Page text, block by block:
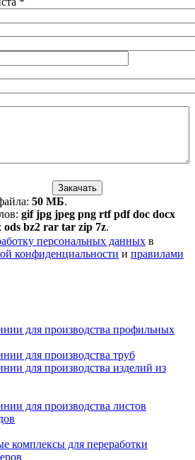
50 МБ.
gif jpg jpeg png rtf pdf doc docx
bz2 rar tar zip 7z.
персональных данных в
конфиденциальности и правилами
персональных данных в
конфиденциальности и правилами
для производства профильных
для производства труб
для производства изделий из
для производства листов
комплексы для переработки